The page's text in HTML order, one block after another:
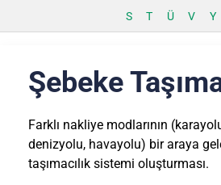
S T Ü V Y
Şebeke
Farklı nakliye modlarının
denizyolu, havayolu) bir araya
taşımacılık sistemi oluşturması.